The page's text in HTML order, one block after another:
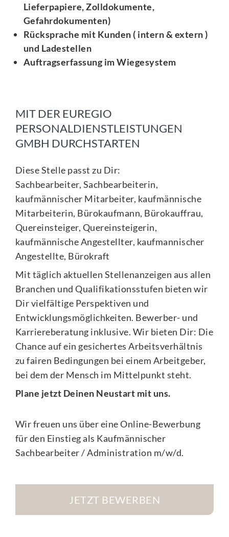
Lieferpapiere, Zolldokumente,
Gefahrdokumenten)
Rücksprache mit Kunden ( intern & extern )
und Ladestellen
Auftragserfassung im Wiegesystem
MIT DER EUREGIO
PERSONALDIENSTLEISTUNGEN
GMBH DURCHSTARTEN
Diese Stelle passt zu Dir:
Sachbearbeiter, Sachbearbeiterin,
kaufmännischer Mitarbeiter, kaufmännische
Mitarbeiterin, Bürokaufmann, Bürokauffrau,
Quereinsteiger, Quereinsteigerin,
kaufmännische Angestellter, kaufmannischer
Angestellte, Bürokraft
Mit täglich aktuellen Stellenanzeigen aus allen
Branchen und Qualifikationsstufen bieten wir
Dir vielfältige Perspektiven und
Entwicklungsmöglichkeiten. Bewerber- und
Karriereberatung inklusive. Wir bieten Dir: Die
Chance auf ein gesichertes Arbeitsverhältnis
zu fairen Bedingungen bei einem Arbeitgeber,
bei dem der Mensch im Mittelpunkt steht.
Plane jetzt Deinen Neustart mit uns.
Wir freuen uns über eine Online-Bewerbung
für den Einstieg als Kaufmännischer
Sachbearbeiter / Administration m/w/d.
JETZT BEWERBEN